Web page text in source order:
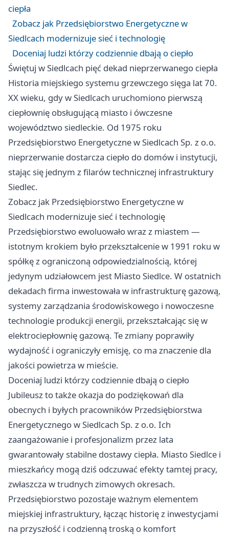
ciepła
Zobacz jak Przedsiębiorstwo Energetyczne w
Siedlcach modernizuje sieć i technologię
Doceniaj ludzi którzy codziennie dbają o ciepło
Świętuj w Siedlcach pięć dekad nieprzerwanego ciepła
Historia miejskiego systemu grzewczego sięga lat 70.
XX wieku, gdy w Siedlcach uruchomiono pierwszą
ciepłownię obsługującą miasto i ówczesne
województwo siedleckie. Od 1975 roku
Przedsiębiorstwo Energetyczne w Siedlcach Sp. z o.o.
nieprzerwanie dostarcza ciepło do domów i instytucji,
stając się jednym z filarów technicznej infrastruktury
Siedlec.
Zobacz jak Przedsiębiorstwo Energetyczne w
Siedlcach modernizuje sieć i technologię
Przedsiębiorstwo ewoluowało wraz z miastem —
istotnym krokiem było przekształcenie w 1991 roku w
spółkę z ograniczoną odpowiedzialnością, której
jedynym udziałowcem jest Miasto Siedlce. W ostatnich
dekadach firma inwestowała w infrastrukturę gazową,
systemy zarządzania środowiskowego i nowoczesne
technologie produkcji energii, przekształcając się w
elektrociepłownię gazową. Te zmiany poprawiły
wydajność i ograniczyły emisję, co ma znaczenie dla
jakości powietrza w mieście.
Doceniaj ludzi którzy codziennie dbają o ciepło
Jubileusz to także okazja do podziękowań dla
obecnych i byłych pracowników Przedsiębiorstwa
Energetycznego w Siedlcach Sp. z o.o. Ich
zaangażowanie i profesjonalizm przez lata
gwarantowały stabilne dostawy ciepła. Miasto Siedlce i
mieszkańcy mogą dziś odczuwać efekty tamtej pracy,
zwłaszcza w trudnych zimowych okresach.
Przedsiębiorstwo pozostaje ważnym elementem
miejskiej infrastruktury, łącząc historię z inwestycjami
na przyszłość i codzienną troską o komfort